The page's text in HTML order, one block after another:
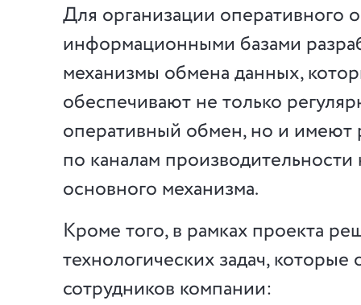
Для организации оперативного
информационными базами
механизмы обмена данных,
обеспечивают не только
оперативный обмен, но и имеют
по каналам производительности
основного механизма.
Кроме того, в рамках проекта
технологических задач, которые
сотрудников компании: